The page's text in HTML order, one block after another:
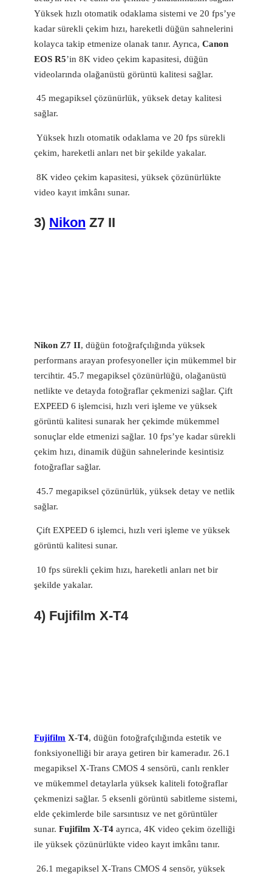
Yüksek hızlı otomatik odaklama sistemi ve 20 fps’ye
kadar sürekli çekim hızı, hareketli düğün sahnelerini
kolayca takip etmenize olanak tanır. Ayrıca, Canon
EOS R5’in 8K video çekim kapasitesi, düğün
videolarında olağanüstü görüntü kalitesi sağlar.
45 megapiksel çözünürlük, yüksek detay kalitesi
sağlar.
Yüksek hızlı otomatik odaklama ve 20 fps sürekli
çekim, hareketli anları net bir şekilde yakalar.
8K video çekim kapasitesi, yüksek çözünürlükte
video kayıt imkânı sunar.
3) Nikon Z7 II
Nikon Z7 II, düğün fotoğrafçılığında yüksek
performans arayan profesyoneller için mükemmel bir
tercihtir. 45.7 megapiksel çözünürlüğü, olağanüstü
netlikte ve detayda fotoğraflar çekmenizi sağlar. Çift
EXPEED 6 işlemcisi, hızlı veri işleme ve yüksek
görüntü kalitesi sunarak her çekimde mükemmel
sonuçlar elde etmenizi sağlar. 10 fps’ye kadar sürekli
çekim hızı, dinamik düğün sahnelerinde kesintisiz
fotoğraflar sağlar.
45.7 megapiksel çözünürlük, yüksek detay ve netlik
sağlar.
Çift EXPEED 6 işlemci, hızlı veri işleme ve yüksek
görüntü kalitesi sunar.
10 fps sürekli çekim hızı, hareketli anları net bir
şekilde yakalar.
4) Fujifilm X-T4
Fujifilm X-T4, düğün fotoğrafçılığında estetik ve
fonksiyonelliği bir araya getiren bir kameradır. 26.1
megapiksel X-Trans CMOS 4 sensörü, canlı renkler
ve mükemmel detaylarla yüksek kaliteli fotoğraflar
çekmenizi sağlar. 5 eksenli görüntü sabitleme sistemi,
elde çekimlerde bile sarsıntısız ve net görüntüler
sunar. Fujifilm X-T4 ayrıca, 4K video çekim özelliği
ile yüksek çözünürlükte video kayıt imkânı tanır.
26.1 megapiksel X-Trans CMOS 4 sensör, yüksek